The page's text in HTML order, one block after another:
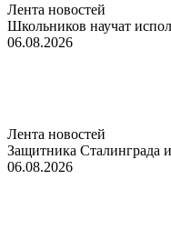
Лента новостей
Школьников научат
06.08.2026
Лента новостей
Защитника Сталинграда
06.08.2026